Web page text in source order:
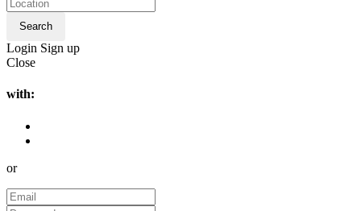
Search
Login Sign up
Close
with:
or